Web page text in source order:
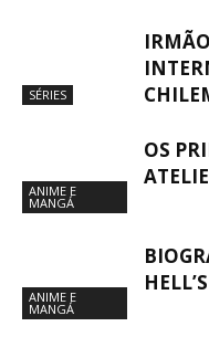
SÉRIES
ANIME E
MANGÁ
OS
ANIME E
MANGÁ